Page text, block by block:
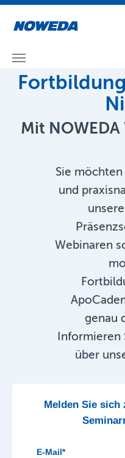
Mit
Sie
und
Webinaren
genau
Informieren
über
Melden Sie sich
E-Mail*